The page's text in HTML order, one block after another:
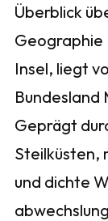
Überblick
Geographie
Insel, liegt
Geprägt
Steilküsten,
und dichte